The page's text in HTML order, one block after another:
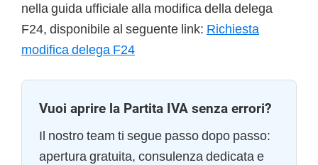
nella guida ufficiale alla modifica della delega
F24, disponibile al seguente link: Richiesta
modifica delega F24
Vuoi aprire la Partita IVA senza errori?
Il nostro team ti segue passo dopo passo:
apertura gratuita, consulenza dedicata e